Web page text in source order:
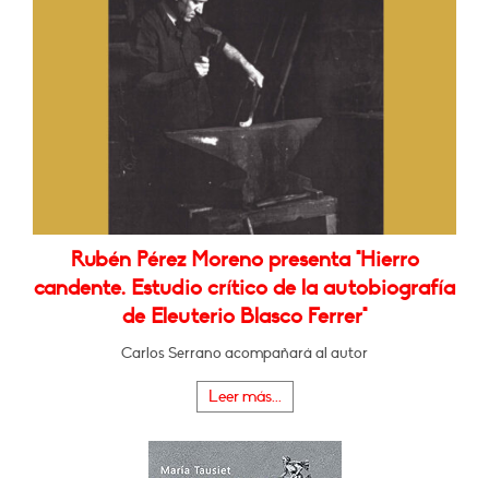
Rubén Pérez Moreno presenta "Hierro
candente. Estudio crítico de la autobiografía
de Eleuterio Blasco Ferrer"
Carlos Serrano acompañará al autor
Leer más...